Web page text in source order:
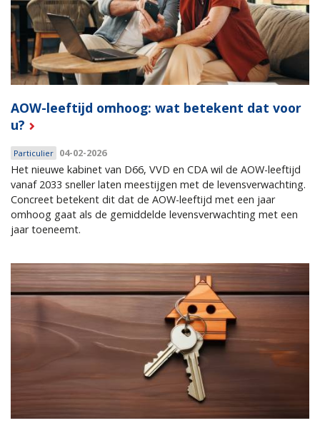
AOW-leeftijd omhoog: wat betekent dat voor
u?
Particulier 04-02-2026
Het nieuwe kabinet van D66, VVD en CDA wil de AOW-leeftijd
vanaf 2033 sneller laten meestijgen met de levensverwachting.
Concreet betekent dit dat de AOW-leeftijd met een jaar
omhoog gaat als de gemiddelde levensverwachting met een
jaar toeneemt.